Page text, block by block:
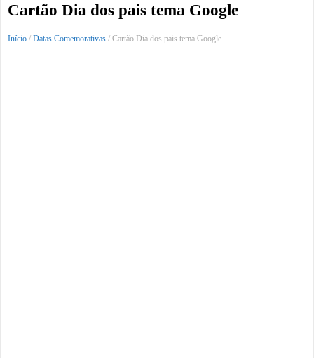
Cartão Dia dos pais tema Google
Início / Datas Comemorativas / Cartão Dia dos pais tema Google